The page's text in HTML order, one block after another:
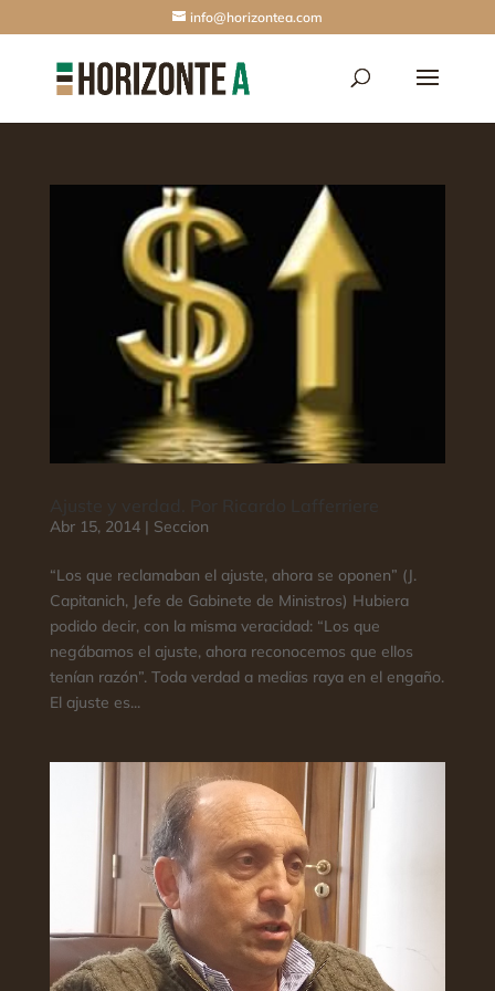
info@horizontea.com
Abr 15, 2014| Seccion
“Los que reclamaban el ajuste, ahora se oponen” (J.
Capitanich, Jefe de Gabinete de Ministros) Hubiera
podido decir, con la misma veracidad: “Los que
negábamos el ajuste, ahora reconocemos que ellos
tenían razón”. Toda verdad a medias raya en el engaño.
El ajuste es...